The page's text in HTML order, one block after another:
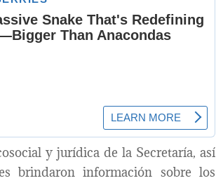
y jurídica de la Secretaría, así
brindaron información sobre los